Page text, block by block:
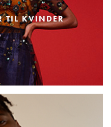
TIL KVINDER